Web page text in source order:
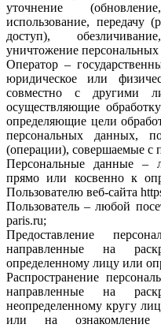
уточнение
использование, передачу
доступ),
уничтожение
Оператор –
юридическое или
совместно с другими
осуществляющие
определяющие цели
персональных данных,
(операции), совершаемые с
Персональные данные –
прямо или косвенно к
Пользователю веб-сайта
Пользователь – любой
paris.ru;
Предоставление
направленные на
определенному лицу или
Распространение
направленные на
неопределенному кругу
или на